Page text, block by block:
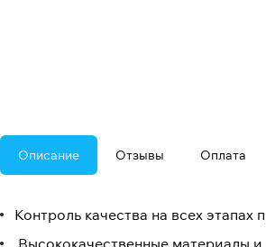
Описание Отзывы Оплата
Контроль качества на всех этапах